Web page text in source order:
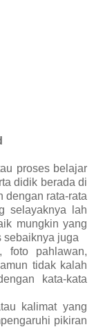
proses belajar
didik berada di
dengan rata-rata
selayaknya lah
mungkin yang
sebaiknya juga
foto pahlawan,
tidak kalah
kata-kata
kalimat yang
pikiran